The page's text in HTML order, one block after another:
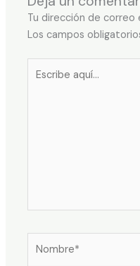
Tu dirección de correo
Los campos